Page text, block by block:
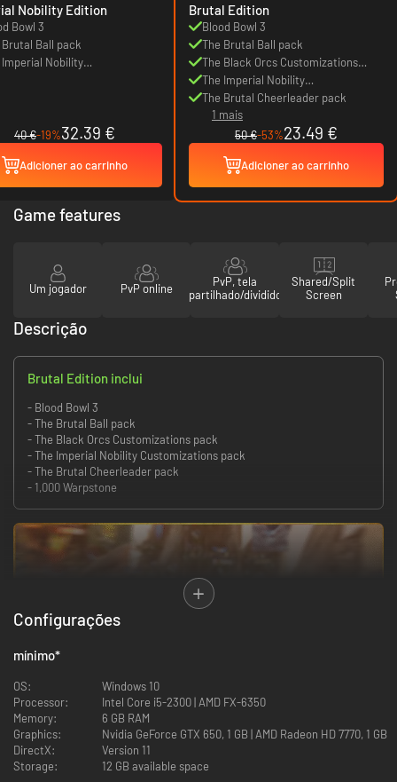
Nobility Edition
Bowl 3
Brutal Ball pack
Imperial Nobility
40 €-19%32.39 €
Adicioner ao carrinho
Brutal Edition
Blood Bowl 3
The Brutal Ball pack
The Black Orcs Customizations
pack
The Imperial Nobility
Customizations pack
The Brutal Cheerleader pack
1 mais
50 €-53%23.49 €
Adicioner ao carrinho
Game features
Um jogador PvP online
PvP, tela
partilhado/dividido
Shared/Split
Screen
Descrição
Brutal Edition inclui
- Blood Bowl 3
- The Brutal Ball pack
- The Black Orcs Customizations pack
- The Imperial Nobility Customizations pack
- The Brutal Cheerleader pack
- 1,000 Warpstone
Calce as botas, coloque o capacete, ajuste os protetores dos ombros e do
peito... e esconda uma adaga afiada no cinto (discretamente).
Não existem mais guerras no Velho Mundo desde que a população decidiu
resolver suas diferenças através de um esporte dedicado ao deus Nuffle:
o Blood Bowl. Ainda assim, os gramados atuais veem tanto sangue
derramado quanto os campos de batalha viram no passado. Assassinato,
mutilação, trapaça, corrupção, feitiçaria e até intervenção divina: vale
Configurações
mínimo*
OS:
Windows 10
Processor:
Intel Core i5-2300 | AMD FX-6350
Memory:
6 GB RAM
Graphics:
Nvidia GeForce GTX 650, 1 GB | AMD Radeon HD 7770, 1 GB
DirectX:
Version 11
Storage:
12 GB available space